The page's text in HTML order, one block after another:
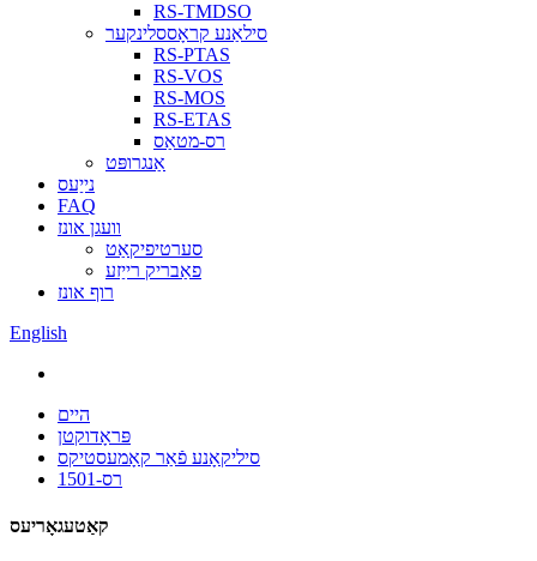
RS-TMDSO
סילאַנע קראָססלינקער
RS-PTAS
RS-VOS
RS-MOS
RS-ETAS
רס-מטאַס
אַנגרופּט
נייַעס
FAQ
וועגן אונז
סערטיפיקאַט
פאַבריק רייַזע
רוף אונז
English
היים
פּראָדוקטן
סיליקאָנע פֿאַר קאָמעסטיקס
רס-1501
קאַטעגאָריעס